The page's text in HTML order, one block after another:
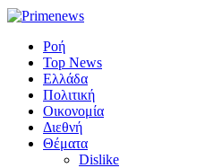
Ροή
Top News
Ελλάδα
Πολιτική
Οικονομία
Διεθνή
Θέματα
Dislike